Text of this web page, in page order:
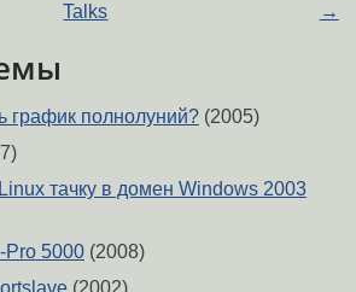
Talks →
график полнолуний? (2005)
тачку в домен Windows 2003
Pro 5000 (2008)
(2002)